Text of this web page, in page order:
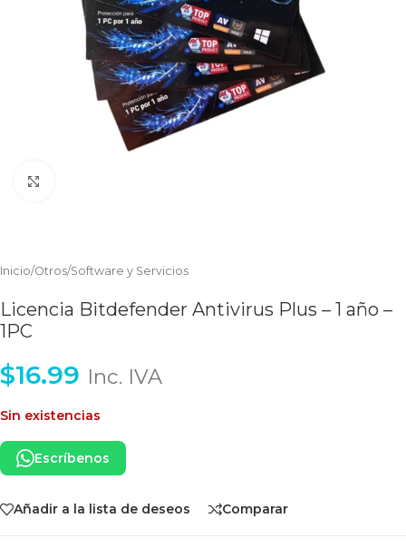
Inicio/Otros/Software y Servicios
Licencia Bitdefender Antivirus Plus – 1 año –
1PC
$16.99 Inc. IVA
Sin existencias
Escríbenos
Añadir a la lista de deseos Comparar